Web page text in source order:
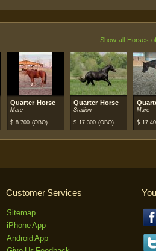
Show all Horses of
Quarter Horse
Mare
$ 8.700 (OBO)
Quarter Horse
Stallion
$ 17.300 (OBO)
Mare
$
Customer Services
Sitemap
iPhone App
Android App